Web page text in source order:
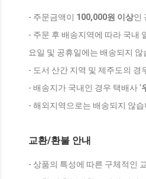
- 주문금액이 100,000원 이상인
- 주문 후 배송지역에 따라 국내
요일 및 공휴일에는 배송되지 않
- 도서 산간 지역 및 제주도의
- 배송지가 국내인 경우 택배사 '
- 해외지역으로는 배송되지 않습
교환/환불 안내
- 상품의 특성에 따른 구체적인